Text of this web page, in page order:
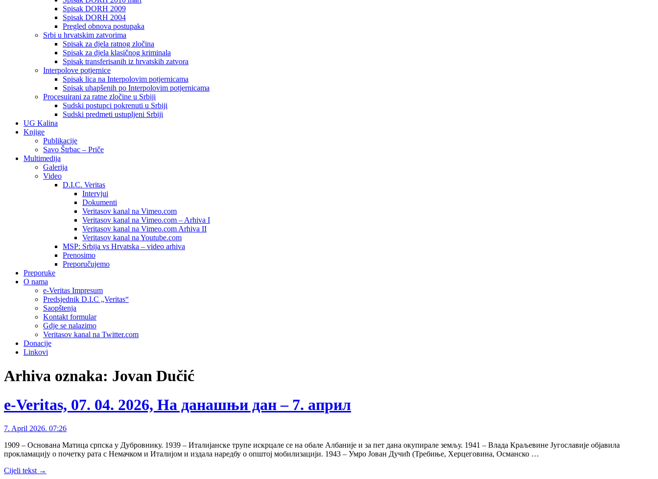
Spisak DORH 2009
Spisak DORH 2004
Pregled obnova postupaka
Srbi u hrvatskim zatvorima
Spisak za djela ratnog zločina
Spisak za djela klasičnog kriminala
Spisak transferisanih iz hrvatskih zatvora
Interpolove potjernice
Spisak lica na Interpolovim potjernicama
Spisak uhapšenih po Interpolovim potjernicama
Procesuirani za ratne zločine u Srbiji
Sudski postupci pokrenuti u Srbiji
Sudski predmeti ustupljeni Srbiji
UG Kalina
Knjige
Publikacije
Savo Štrbac – Priče
Multimedija
Galerija
Video
D.I.C. Veritas
Intervjui
Dokumenti
Veritasov kanal na Vimeo.com
Veritasov kanal na Vimeo.com – Arhiva I
Veritasov kanal na Vimeo.com Arhiva II
Veritasov kanal na Youtube.com
MSP: Srbija vs Hrvatska – video arhiva
Prenosimo
Preporučujemo
Preporuke
O nama
e-Veritas Impresum
Predsjednik D.I.C „Veritas“
Saopštenja
Kontakt formular
Gdje se nalazimo
Veritasov kanal na Twitter.com
Donacije
Linkovi
Arhiva oznaka: Jovan Dučić
e-Veritas, 07. 04. 2026, На данашњи дан – 7. април
7. April 2026. 07:26
1909 – Основана Матица српска у Дубровнику. 1939 – Италијанске трупе искрцале се на обале Албаније и за пет дана окупирале земљу. 1941 – Влада Краљевине Југославије објавила
прокламацију о почетку рата с Немачком и Италијом и издала наредбу о општој мобилизацији. 1943 – Умро Јован Дучић (Требиње, Херцеговина, Османско …
Cijeli tekst →